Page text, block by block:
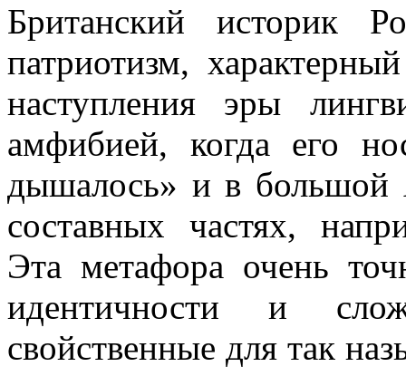
Британский историк
патриотизм,
наступления эры
амфибией, когда его
дышалось» и в большой
составных частях,
Эта метафора очень
идентичности и
свойственные для так